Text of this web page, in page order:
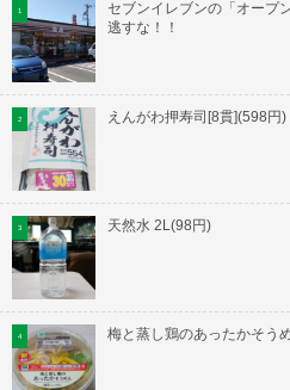
セブンイレブンの「オープ
逃すな！！
えんがわ押寿司[8貫](598円)
天然水 2L(98円)
梅と蒸し鶏のあったかそう